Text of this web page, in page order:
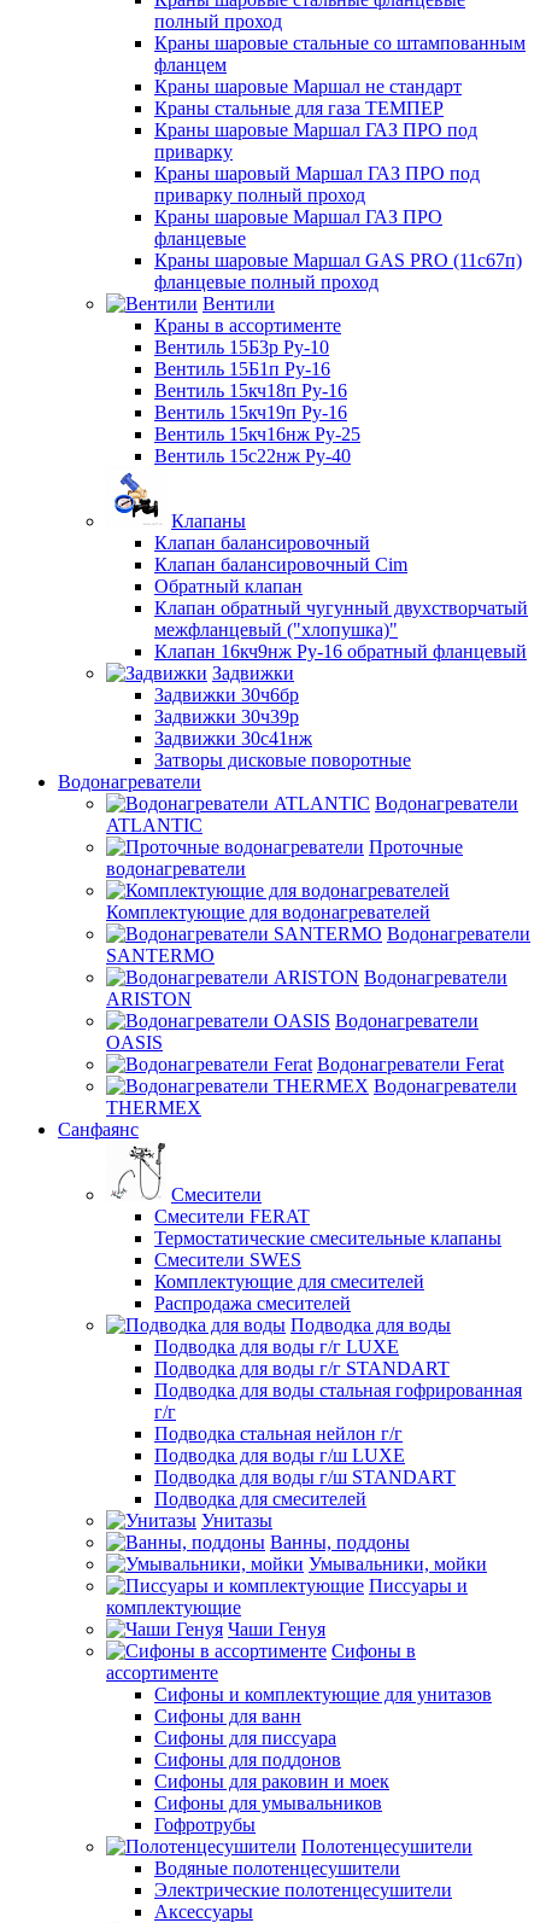
полный проход
Краны шаровые стальные со штампованным
фланцем
Краны шаровые Маршал не стандарт
Краны стальные для газа ТЕМПЕР
Краны шаровые Маршал ГАЗ ПРО под
приварку
Краны шаровый Маршал ГАЗ ПРО под
приварку полный проход
Краны шаровые Маршал ГАЗ ПРО
фланцевые
Краны шаровые Маршал GAS PRO (11с67п)
фланцевые полный проход
Вентили
Краны в ассортименте
Вентиль 15Б3р Ру-10
Вентиль 15Б1п Ру-16
Вентиль 15кч18п Ру-16
Вентиль 15кч19п Ру-16
Вентиль 15кч16нж Ру-25
Вентиль 15с22нж Ру-40
Клапаны
Клапан балансировочный
Клапан балансировочный Cim
Обратный клапан
Клапан обратный чугунный двухстворчатый
межфланцевый ("хлопушка)"
Клапан 16кч9нж Ру-16 обратный фланцевый
Задвижки
Задвижки 30ч6бр
Задвижки 30ч39р
Задвижки 30с41нж
Затворы дисковые поворотные
Водонагреватели
Водонагреватели
ATLANTIC
Проточные
водонагреватели
Комплектующие для водонагревателей
Водонагреватели
SANTERMO
Водонагреватели
ARISTON
Водонагреватели
OASIS
Водонагреватели Ferat
Водонагреватели
THERMEX
Санфаянс
Смесители
Смесители FERAT
Термостатические смесительные клапаны
Смесители SWES
Комплектующие для смесителей
Распродажа смесителей
Подводка для воды
Подводка для воды г/г LUXE
Подводка для воды г/г STANDART
Подводка для воды стальная гофрированная
г/г
Подводка стальная нейлон г/г
Подводка для воды г/ш LUXE
Подводка для воды г/ш STANDART
Подводка для смесителей
Унитазы
Ванны, поддоны
Умывальники, мойки
Писсуары и
комплектующие
Чаши Генуя
Сифоны в
ассортименте
Сифоны и комплектующие для унитазов
Сифоны для ванн
Сифоны для писсуара
Сифоны для поддонов
Сифоны для раковин и моек
Сифоны для умывальников
Гофротрубы
Полотенцесушители
Водяные полотенцесушители
Электрические полотенцесушители
Аксессуары